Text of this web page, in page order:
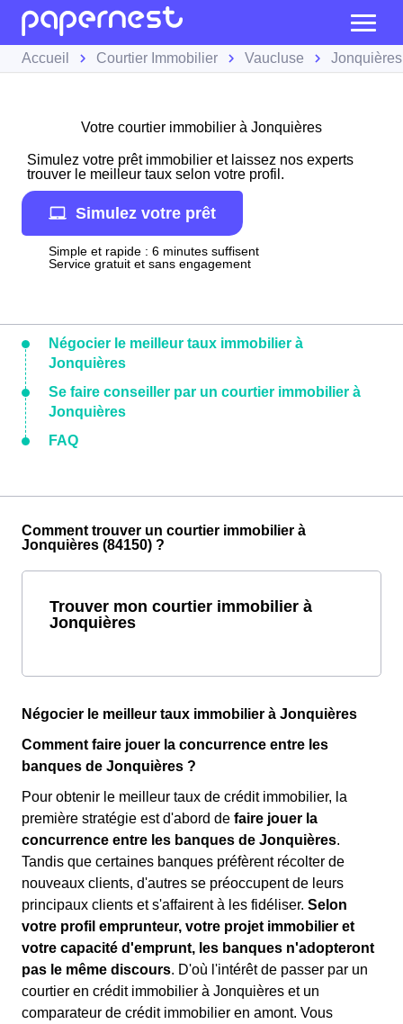
Accueil Courtier Immobilier Vaucluse Jonquières
Votre courtier immobilier à Jonquières
Simulez votre prêt immobilier et laissez nos experts
trouver le meilleur taux selon votre profil.
Simulez votre prêt
Simple et rapide : 6 minutes suffisent
Service gratuit et sans engagement
Négocier le meilleur taux immobilier à
Jonquières
Se faire conseiller par un courtier immobilier à
Jonquières
FAQ
Comment trouver un courtier immobilier à
Jonquières (84150) ?
Trouver mon courtier immobilier à
Jonquières
Négocier le meilleur taux immobilier à Jonquières
Comment faire jouer la concurrence entre les
banques de Jonquières ?
Pour obtenir le meilleur taux de crédit immobilier, la
première stratégie est d'abord de faire jouer la
concurrence entre les banques de Jonquières.
Tandis que certaines banques préfèrent récolter de
nouveaux clients, d'autres se préoccupent de leurs
principaux clients et s'affairent à les fidéliser. Selon
votre profil emprunteur, votre projet immobilier et
votre capacité d'emprunt, les banques n'adopteront
pas le même discours. D'où l'intérêt de passer par un
courtier en crédit immobilier à Jonquières et un
comparateur de crédit immobilier en amont. Vous